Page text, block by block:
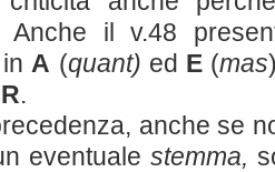
Anche il v.48
A (quant) ed E (mas
R.
anche se
eventuale stemma,